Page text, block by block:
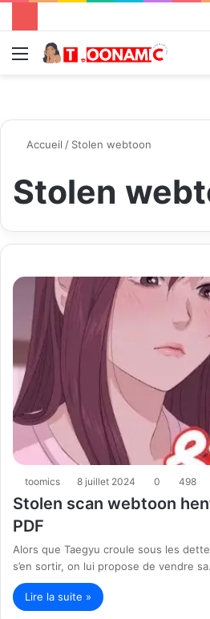
Menu
Accueil / Stolen webtoon
Stolen
toomics 8 juillet 2024 0 498
Stolen scan webtoon
PDF
Alors que Taegyu croule sous les
s’en sortir, on lui propose de vendre
Lire la suite »